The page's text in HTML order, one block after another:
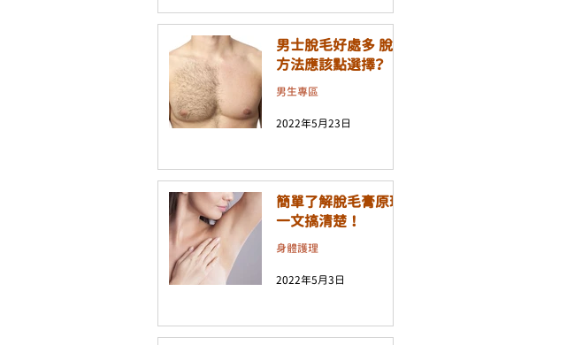
男士脫毛好處多 脫毛
方法應該點選擇？
男生專區
2022年5月23日
簡單了解脫毛膏原理
一文搞清楚 ！
身體護理
2022年5月3日